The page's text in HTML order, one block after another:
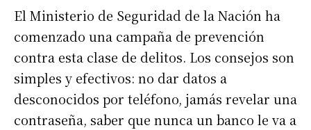
El Ministerio de Seguridad de la Nación ha
comenzado una campaña de prevención
contra esta clase de delitos. Los consejos son
simples y efectivos: no dar datos a
desconocidos por teléfono, jamás revelar una
contraseña, saber que nunca un banco le va a